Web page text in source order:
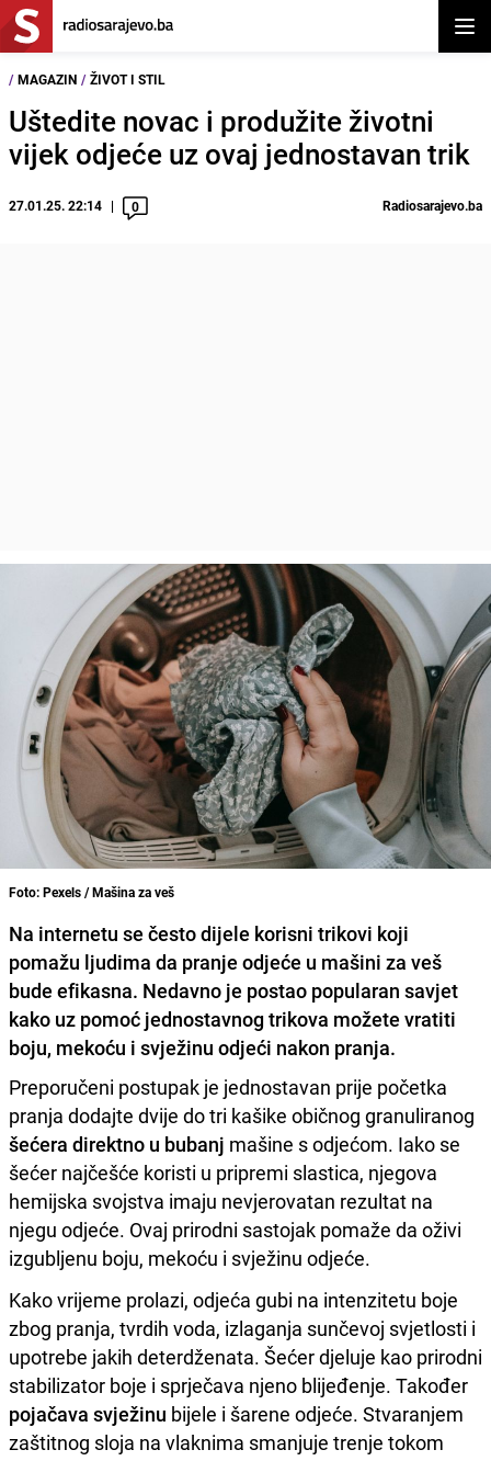
/ MAGAZIN / ŽIVOT I STIL
Uštedite novac i produžite životni
vijek odjeće uz ovaj jednostavan trik
27.01.25. 22:14 0 Radiosarajevo.ba
Foto: Pexels / Mašina za veš
Na internetu se često dijele korisni trikovi koji
pomažu ljudima da pranje odjeće u mašini za veš
bude efikasna. Nedavno je postao popularan savjet
kako uz pomoć jednostavnog trikova možete vratiti
boju, mekoću i svježinu odjeći nakon pranja.
Preporučeni postupak je jednostavan prije početka
pranja dodajte dvije do tri kašike običnog granuliranog
šećera direktno u bubanj mašine s odjećom. Iako se
šećer najčešće koristi u pripremi slastica, njegova
hemijska svojstva imaju nevjerovatan rezultat na
njegu odjeće. Ovaj prirodni sastojak pomaže da oživi
izgubljenu boju, mekoću i svježinu odjeće.
Kako vrijeme prolazi, odjeća gubi na intenzitetu boje
zbog pranja, tvrdih voda, izlaganja sunčevoj svjetlosti i
upotrebe jakih deterdženata. Šećer djeluje kao prirodni
stabilizator boje i sprječava njeno blijeđenje. Također
pojačava svježinu bijele i šarene odjeće. Stvaranjem
zaštitnog sloja na vlaknima smanjuje trenje tokom